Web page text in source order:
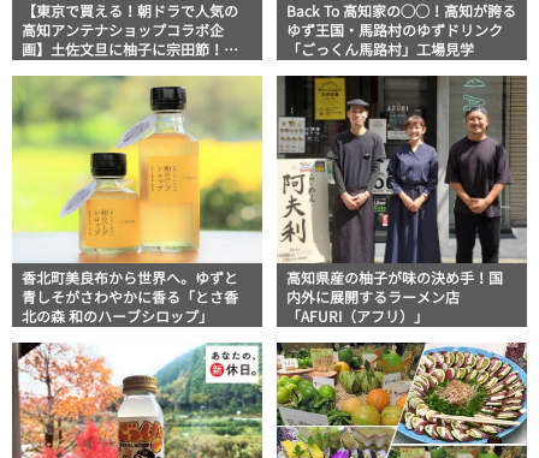
【東京で買える！朝ドラで人気の
高知アンテナショップコラボ企
画】土佐文旦に柚子に宗田節！素
白押し！
Back To 高知家の◯◯！高知が誇る
ゆず王国・馬路村のゆずドリンク
「ごっくん馬路村」工場見学
香北町美良布から世界へ。ゆずと
青しそがさわやかに香る「とさ香
北の森 和のハーブシロップ」
高知県産の柚子が味の決め手！国
内外に展開するラーメン店
「AFURI（アフリ）」